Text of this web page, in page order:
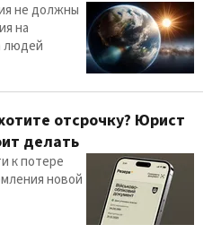
не должны
на
людей
отсрочку? Юрист
делать
к потере
новой